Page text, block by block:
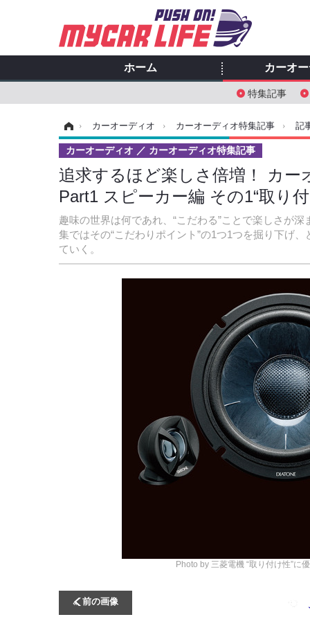
ホーム カーオ
特集記事
› カーオーディオ › カーオーディオ特集記事 › 記
追求するほど楽しさ倍増！ カー
Part1 スピーカー編 その1“取り
趣味の世界は何であれ、“こだわる”ことで楽しさが
集ではその“こだわりポイント”の1つ1つを掘り下げ
ていく。
カーオーディオ カーオーディオ特集記事
Photo by 三菱電機 “取り付け性”に
前の画像